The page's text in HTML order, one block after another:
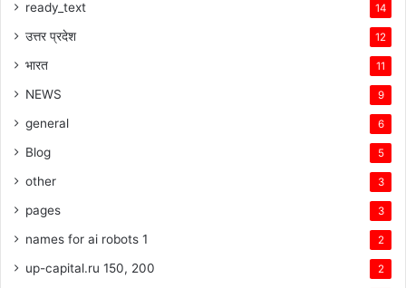
ready_text 14
उत्तर प्रदेश 12
भारत 11
NEWS 9
general 6
Blog 5
other 3
pages 3
names for ai robots 1 2
up-capital.ru 150, 200 2